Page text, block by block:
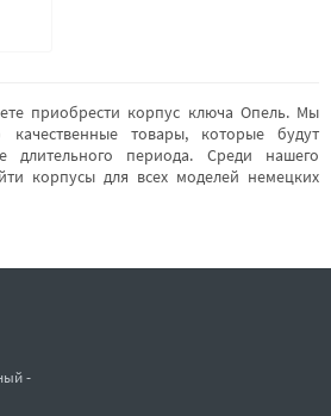
приобрести корпус ключа Опель. Мы
качественные товары, которые будут
длительного периода. Среди нашего
корпусы для всех моделей немецких
-